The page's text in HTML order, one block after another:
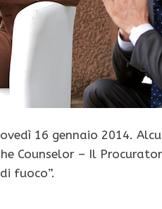
16 gennaio 2014.
Counselor – Il
fuoco”.